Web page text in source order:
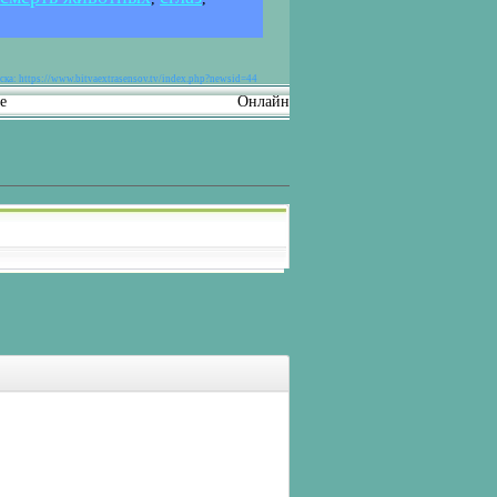
https://www.bitvaextrasensov.tv/index.php?newsid=44
Онлайн